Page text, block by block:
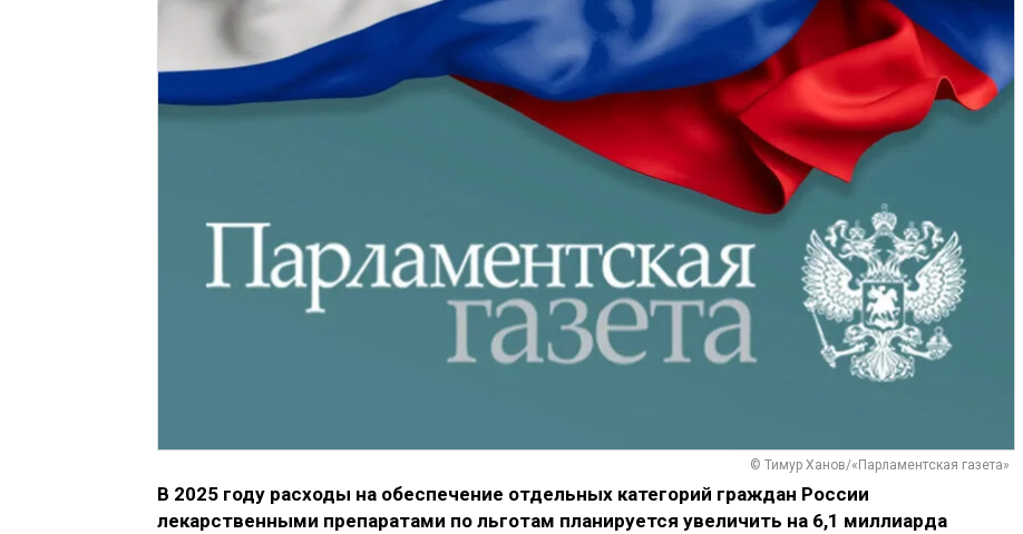
© Тимур Ханов/«Парламентская газета»
В 2025 году расходы на обеспечение отдельных категорий граждан России
лекарственными препаратами по льготам планируется увеличить на 6,1 миллиарда